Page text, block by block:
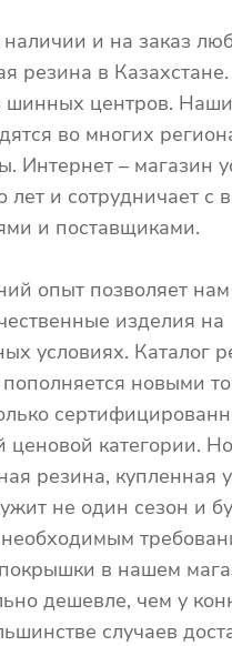
и на заказ
резина в
шинных центров. Наши
во многих
Интернет – магазин
лет и сотрудничает с
и поставщиками.
опыт позволяет нам
изделия на
условиях. Каталог
новыми
ценовой категории.
резина, купленная
не один сезон и
необходимым
в нашем
дешевле, чем у
случаев